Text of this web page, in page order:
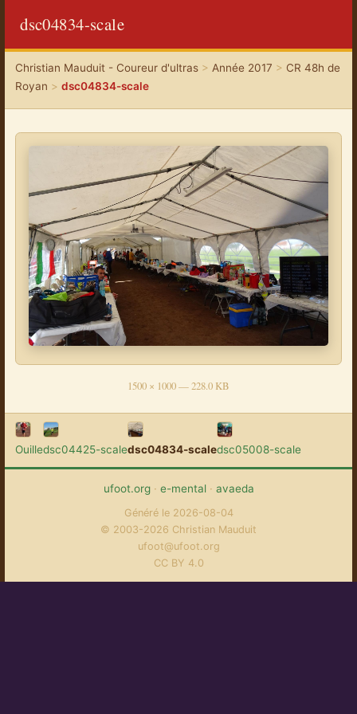
dsc04834-scale
Christian Mauduit - Coureur d'ultras> Année 2017 > CR 48h de
Royan > dsc04834-scale
1500 × 1000 — 228.0 KB
Ouilledsc04425-scaledsc04834-scaledsc05008-scale
ufoot.org· e-mental· avaeda
Généré le 2026-08-04
© 2003-2026 Christian Mauduit
ufoot@ufoot.org
CC BY 4.0